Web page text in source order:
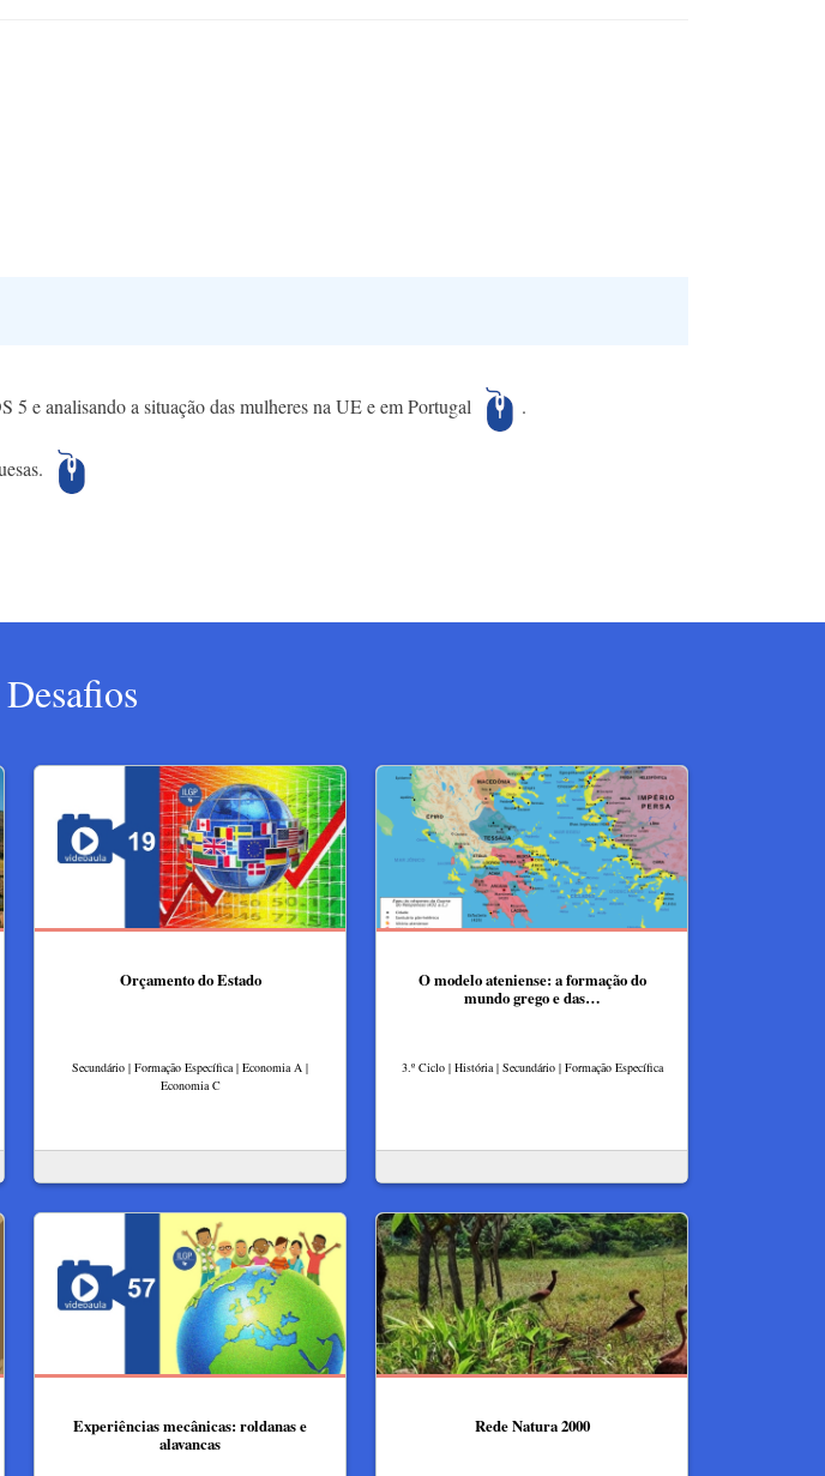
e analisando a situação das mulheres na UE e em Portugal .
Orçamento do Estado
Secundário | Formação Específica | Economia A |
Economia C
O modelo ateniense: a formação do
mundo grego e das…
3.º Ciclo | História | Secundário | Formação Específica
Experiências mecânicas: roldanas e
alavancas
Rede Natura 2000